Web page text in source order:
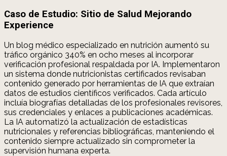
Caso de Estudio: Sitio de Salud Mejorando
Experience
Un blog médico especializado en nutrición aumentó su
tráfico orgánico 340% en ocho meses al incorporar
verificación profesional respaldada por IA. Implementaron
un sistema donde nutricionistas certificados revisaban
contenido generado por herramientas de IA que extraían
datos de estudios científicos verificados. Cada artículo
incluía biografías detalladas de los profesionales revisores,
sus credenciales y enlaces a publicaciones académicas.
La IA automatizó la actualización de estadísticas
nutricionales y referencias bibliográficas, manteniendo el
contenido siempre actualizado sin comprometer la
supervisión humana experta.